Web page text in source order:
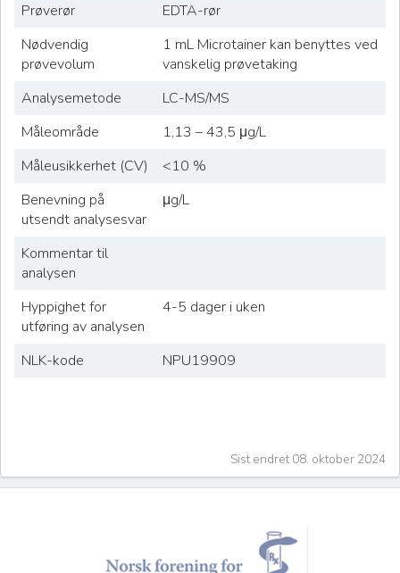
Prøverør
EDTA-rør
Nødvendig
prøvevolum
1 mL Microtainer kan benyttes ved
vanskelig prøvetaking
Analysemetode
LC-MS/MS
Måleområde
1,13 – 43,5 μg/L
Måleusikkerhet (CV)
<10 %
Benevning på
utsendt analysesvar
μg/L
Kommentar til
analysen
Hyppighet for
utføring av analysen
4-5 dager i uken
NLK-kode NPU19909
Sist endret 08. oktober 2024